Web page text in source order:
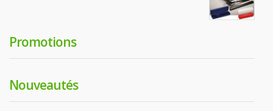
Promotions
Nouveautés